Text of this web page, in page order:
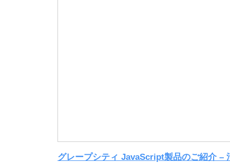
グレープシティ JavaScript製品のご紹介 –